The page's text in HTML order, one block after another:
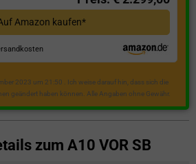
Amazon kaufen*
2023 um 21:50 . Ich weise darauf hin, dass sich die
geändert haben können. Alle Angaben ohne Gewähr.
zum A10 VOR SB